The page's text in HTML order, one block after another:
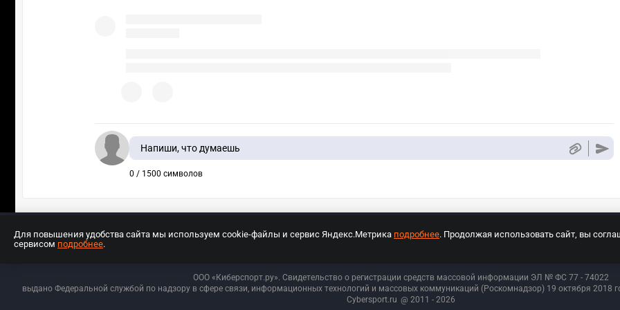
Напиши, что думаешь
0 / 1500 символов
ООО «Киберспорт.ру». Свидетельство о регистрации средств массовой информации ЭЛ № ФС 77 - 74022
выдано Федеральной службой по надзору в сфере связи, информационных технологий и массовых коммуникаций (Роскомнадзор) 19 октября 2018
Cybersport.ru @ 2011 - 2026
Для повышения удобства сайта мы используем cookie-файлы и сервис Яндекс.Метрика подробнее. Продолжая использовать сайт, вы
сервисом подробнее.